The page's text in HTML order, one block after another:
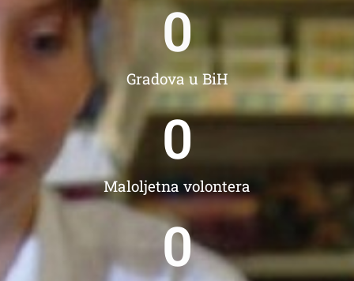
Gradova u BiH
0
Maloljetna volontera
0
0